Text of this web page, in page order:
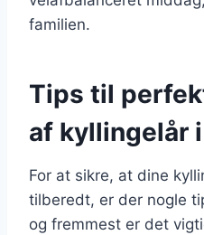
familien.
Tips til
af kyllingelår
For at sikre, at dine
tilberedt, er der nogle
og fremmest er det